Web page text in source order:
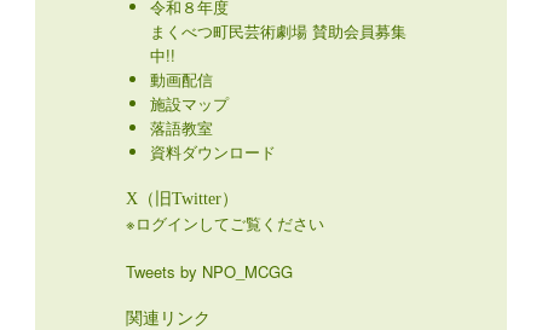
令和８年度
まくべつ町民芸術劇場 賛助会員募集
中!!
動画配信
施設マップ
落語教室
資料ダウンロード
X（旧Twitter）
※ログインしてご覧ください
Tweets by NPO_MCGG
関連リンク